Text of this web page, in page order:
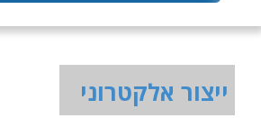
ייצור אלקטרוני